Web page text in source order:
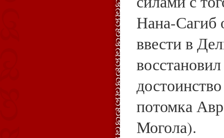
Нана-Сагиб
ввести в
потомка
Могола).